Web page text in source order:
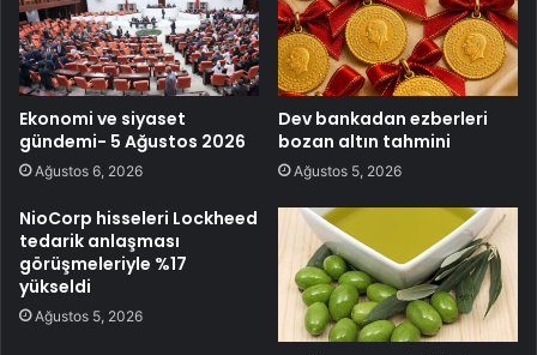
Ekonomi ve siyaset
gündemi- 5 Ağustos 2026
Ağustos 6, 2026
Dev bankadan ezberleri
bozan altın tahmini
Ağustos 5, 2026
NioCorp hisseleri Lockheed
tedarik anlaşması
görüşmeleriyle %17
yükseldi
Ağustos 5, 2026